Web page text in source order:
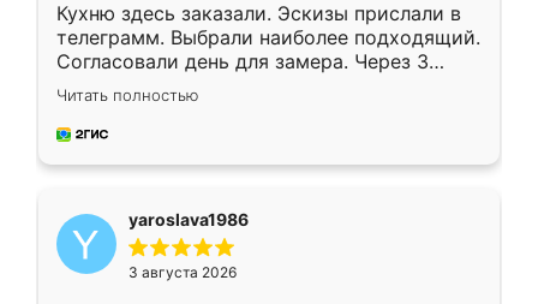
Кухню здесь заказали. Эскизы прислали в
телеграмм. Выбрали наиболее подходящий.
Согласовали день для замера. Через 3
недели кухня была уже готова. Остались
довольны работой. Спасибо Ренессанс
мебель за качественную работу!
Читать полностью
yaroslava1986
3 августа 2026